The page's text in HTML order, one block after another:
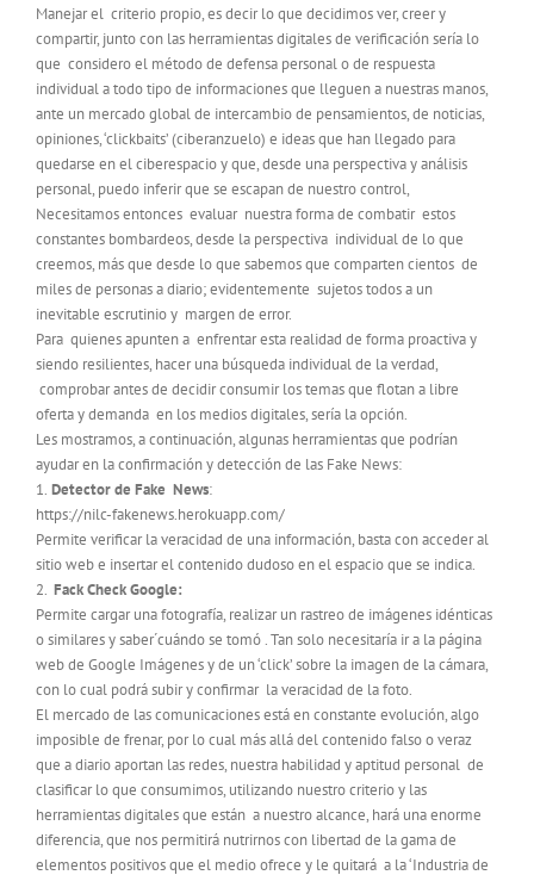
Manejar el criterio propio, es decir lo que decidimos ver, creer y
compartir, junto con las herramientas digitales de verificación sería lo
que considero el método de defensa personal o de respuesta
individual a todo tipo de informaciones que lleguen a nuestras manos,
ante un mercado global de intercambio de pensamientos, de noticias,
opiniones, ‘clickbaits’ (ciberanzuelo) e ideas que han llegado para
quedarse en el ciberespacio y que, desde una perspectiva y análisis
personal, puedo inferir que se escapan de nuestro control,
Necesitamos entonces evaluar nuestra forma de combatir estos
constantes bombardeos, desde la perspectiva individual de lo que
creemos, más que desde lo que sabemos que comparten cientos de
miles de personas a diario; evidentemente sujetos todos a un
inevitable escrutinio y margen de error.
Para quienes apunten a enfrentar esta realidad de forma proactiva y
siendo resilientes, hacer una búsqueda individual de la verdad,
comprobar antes de decidir consumir los temas que flotan a libre
oferta y demanda en los medios digitales, sería la opción.
Les mostramos, a continuación, algunas herramientas que podrían
ayudar en la confirmación y detección de las Fake News:
1. Detector de Fake News:
https://nilc-fakenews.herokuapp.com/
Permite verificar la veracidad de una información, basta con acceder al
sitio web e insertar el contenido dudoso en el espacio que se indica.
2. Fack Check Google:
Permite cargar una fotografía, realizar un rastreo de imágenes idénticas
o similares y saber´cuándo se tomó . Tan solo necesitaría ir a la página
web de Google Imágenes y de un ‘click’ sobre la imagen de la cámara,
con lo cual podrá subir y confirmar la veracidad de la foto.
El mercado de las comunicaciones está en constante evolución, algo
imposible de frenar, por lo cual más allá del contenido falso o veraz
que a diario aportan las redes, nuestra habilidad y aptitud personal de
clasificar lo que consumimos, utilizando nuestro criterio y las
herramientas digitales que están a nuestro alcance, hará una enorme
diferencia, que nos permitirá nutrirnos con libertad de la gama de
elementos positivos que el medio ofrece y le quitará a la ‘Industria de